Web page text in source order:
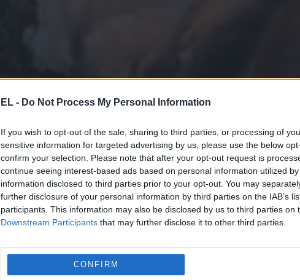
EL - Do Not Process My Personal Information
If you wish to opt-out of the sale, sharing to third parties, or processing of
sensitive information for targeted advertising by us, please use the below
confirm your selection. Please note that after your opt-out request is
continue seeing interest-based ads based on personal information utilized
information disclosed to third parties prior to your opt-out. You may
further disclosure of your personal information by third parties on the IAB’s
participants. This information may also be disclosed by us to third parties on
Downstream Participants that may further disclose it to other third parties.
CONFIRM